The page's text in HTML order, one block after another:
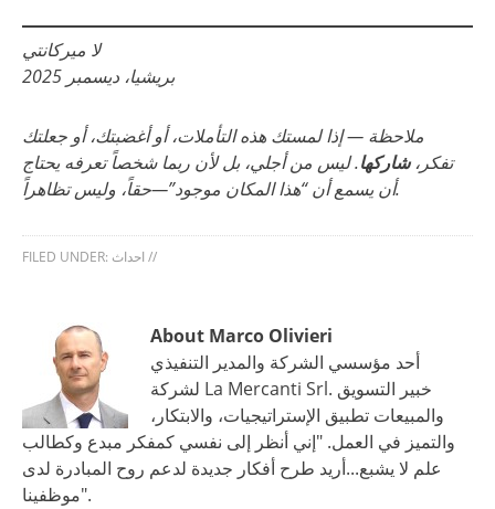
لا ميركانتي
بريشيا، ديسمبر 2025
ملاحظة — إذا لمستك هذه التأملات، أو أغضبتك، أو جعلتك
تفكر،شاركها. ليس من أجلي، بل لأن ربما شخصاً تعرفه يحتاج
أن يسمع أن “هذا المكان موجود”—حقاً، وليس تظاهراً.
FILED UNDER: احداث //
About Marco Olivieri
أحد مؤسسي الشركة والمدير التنفيذي
لشركة La Mercanti Srl. خبير التسويق
والمبيعات تطبيق الإستراتيجيات، والابتكار،
والتميز في العمل. "إني أنظر إلى نفسي كمفكر مبدع وكطالب
علم لا يشبع...أريد طرح أفكار جديدة لدعم روح المبادرة لدى
موظفينا".